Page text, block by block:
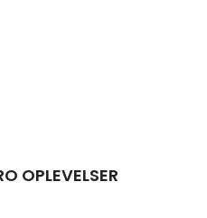
OPLEVELSER